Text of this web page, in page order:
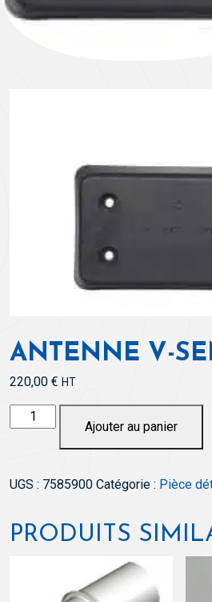
ANTENNE V-
220,00 € HT
quantité
de
Sense
Ajouter au panier
UGS : 7585900 Catégorie : Pièce
PRODUITS